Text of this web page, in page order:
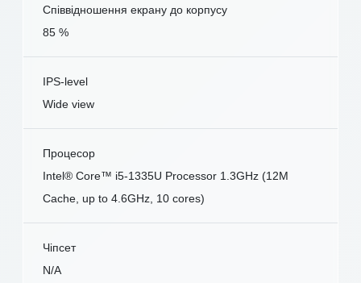
Співвідношення екрану до корпусу
85 %
IPS-level
Wide view
Процесор
Intel® Core™ i5-1335U Processor 1.3GHz (12M
Cache, up to 4.6GHz, 10 cores)
Чіпсет
N/A